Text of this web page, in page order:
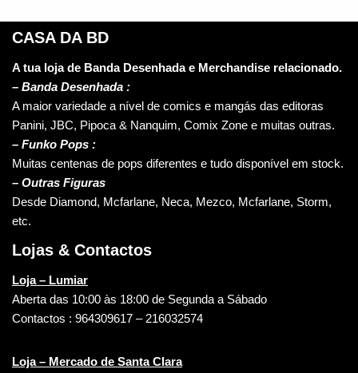
CASA DA BD
A tua loja de Banda Desenhada e Merchandise relacionado.
– Banda Desenhada :
A maior variedade a nível de comics e mangás das editoras
Panini, JBC, Pipoca & Nanquim, Comix Zone e muitas outras.
– Funko Pops :
Muitas centenas de pops diferentes e tudo disponível em stock.
– Outras Figuras
Desde Diamond, Mcfarlane, Neca, Mezco, Mcfarlane, Storm,
etc.
Lojas & Contactos
Loja – Lumiar
Aberta das 10:00 às 18:00 de Segunda a Sábado
Contactos : 964309617 – 216032574
Loja – Mercado de Santa Clara